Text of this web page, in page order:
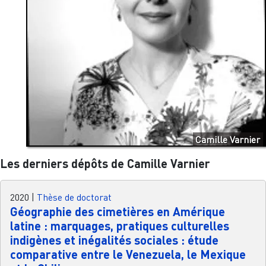
Camille Varnier
Les derniers dépôts de Camille Varnier
2020 Thèse de doctorat
Géographie des cimetières en Amérique
latine : marquages, pratiques culturelles
indigènes et inégalités sociales : étude
comparative entre le Venezuela, le Mexique